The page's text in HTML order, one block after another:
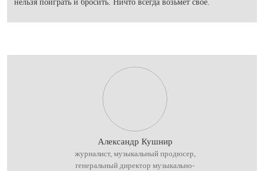
нельзя поиграть и бросить. Ничто всегда возьмет свое.
Александр Кушнир
журналист, музыкальный продюсер,
генеральный директор музыкально-